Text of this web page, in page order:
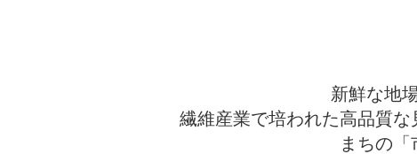
新鮮な地
繊維産業で培われた高品質な
まちの